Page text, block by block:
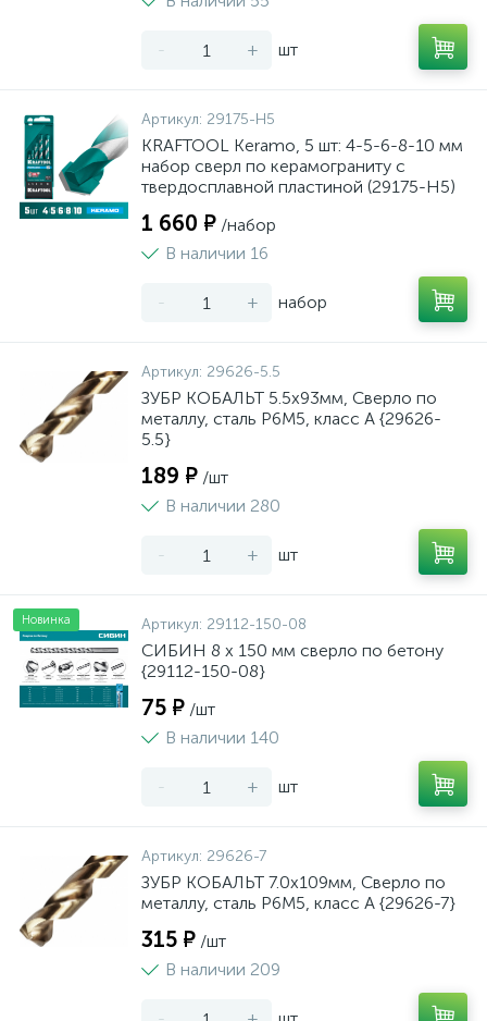
- + шт
Артикул: 29175-H5
KRAFTOOL Keramo, 5 шт: 4-5-6-8-10 мм
набор сверл по керамограниту с
твердосплавной пластиной (29175-H5)
1 660 ₽ /набор
В наличии 16
- + набор
Артикул: 29626-5.5
ЗУБР КОБАЛЬТ 5.5х93мм, Сверло по
металлу, сталь Р6М5, класс А {29626-
5.5}
189 ₽ /шт
В наличии 280
- + шт
Новинка Артикул: 29112-150-08
СИБИН 8 x 150 мм сверло по бетону
{29112-150-08}
75 ₽ /шт
В наличии 140
- + шт
Артикул: 29626-7
ЗУБР КОБАЛЬТ 7.0х109мм, Сверло по
металлу, сталь Р6М5, класс А {29626-7}
315 ₽ /шт
В наличии 209